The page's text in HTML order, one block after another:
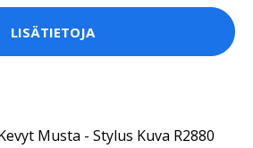
LISÄTIETOJA